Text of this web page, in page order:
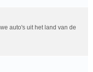
auto's uit het land van de